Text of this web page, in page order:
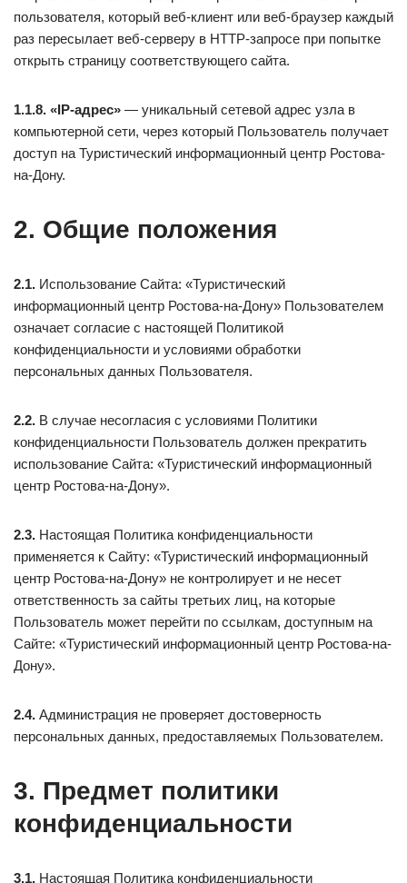
пользователя, который веб-клиент или веб-браузер каждый
раз пересылает веб-серверу в HTTP-запросе при попытке
открыть страницу соответствующего сайта.
1.1.8. «IP-адрес» — уникальный сетевой адрес узла в
компьютерной сети, через который Пользователь получает
доступ на Туристический информационный центр Ростова-
на-Дону.
2. Общие положения
2.1. Использование Сайта: «Туристический
информационный центр Ростова-на-Дону» Пользователем
означает согласие с настоящей Политикой
конфиденциальности и условиями обработки
персональных данных Пользователя.
2.2. В случае несогласия с условиями Политики
конфиденциальности Пользователь должен прекратить
использование Сайта: «Туристический информационный
центр Ростова-на-Дону».
2.3. Настоящая Политика конфиденциальности
применяется к Сайту: «Туристический информационный
центр Ростова-на-Дону» не контролирует и не несет
ответственность за сайты третьих лиц, на которые
Пользователь может перейти по ссылкам, доступным на
Сайте: «Туристический информационный центр Ростова-на-
Дону».
2.4. Администрация не проверяет достоверность
персональных данных, предоставляемых Пользователем.
3. Предмет политики
конфиденциальности
3.1. Настоящая Политика конфиденциальности